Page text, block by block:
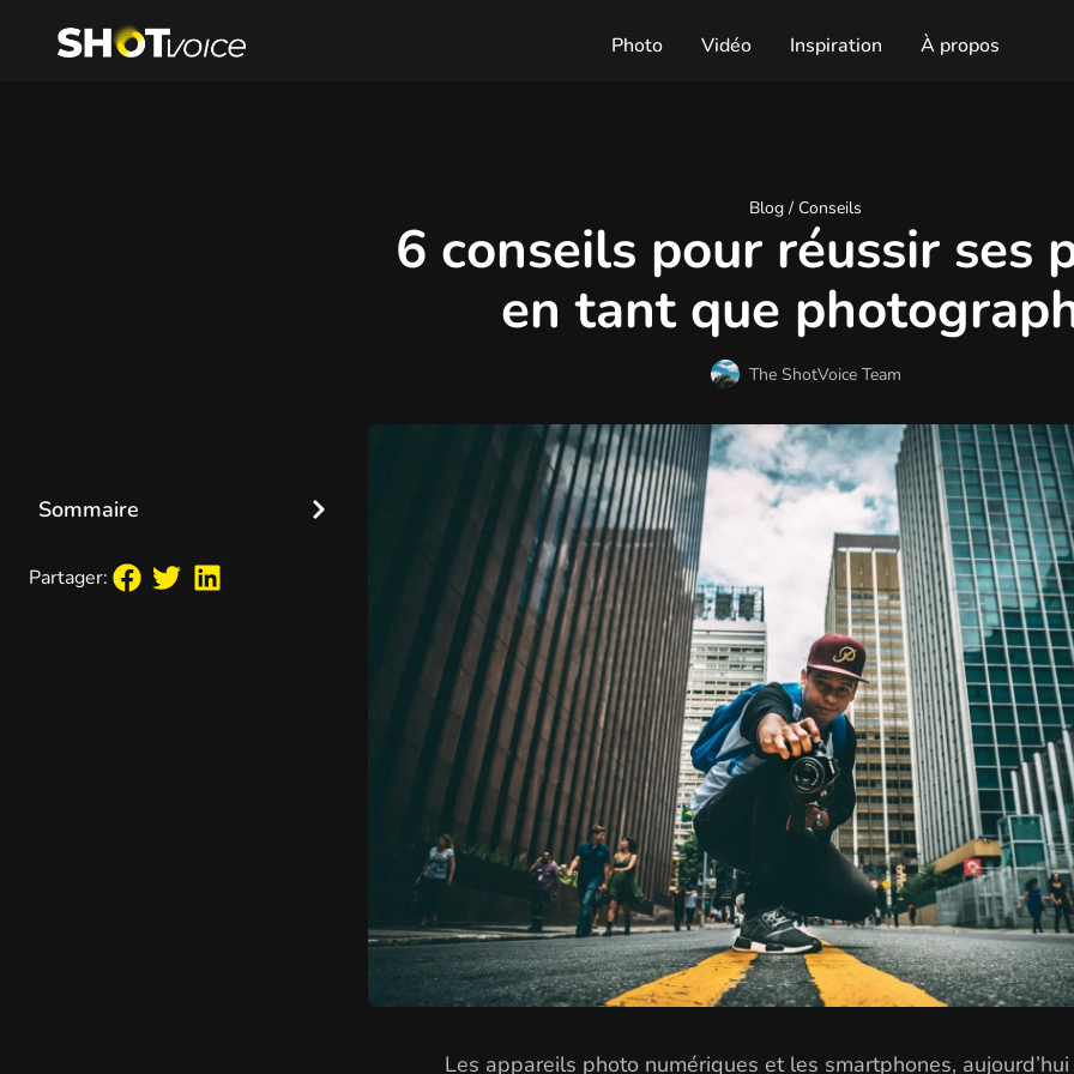
Photo Vidéo Inspiration À propos
Sommaire
Partager:
Blog / Conseils
6 conseils pour réussir ses
en tant que
The ShotVoice Team
Les appareils photo numériques et les smartphones,